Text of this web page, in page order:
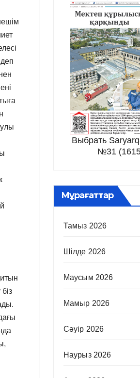
Выбрать
№31
Мұрағаттар
Тамыз 2026
Шілде 2026
Маусым 2026
Мамыр 2026
Сәуір 2026
Наурыз 2026